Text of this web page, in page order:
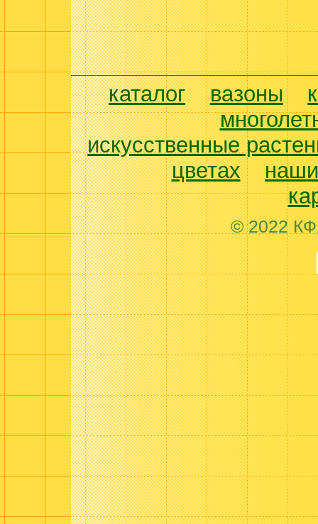
каталог вазоны
искусственные
цветах
© 2022